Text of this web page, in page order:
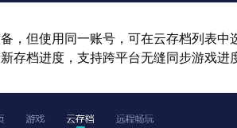
，但使用同一账号，可在云存档列表中
存档进度，支持跨平台无缝同步游戏进